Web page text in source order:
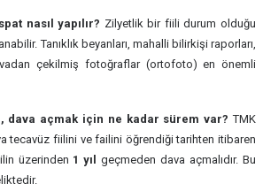
nasıl yapılır? Zilyetlik bir fiili durum olduğu
Tanıklık beyanları, mahalli bilirkişi raporları,
çekilmiş fotoğraflar (ortofoto) en önemli
dava açmak için ne kadar sürem var? TMK
tecavüz fiilini ve failini öğrendiği tarihten itibaren
üzerinden 1 yıl
geçmeden dava açmalıdır. Bu